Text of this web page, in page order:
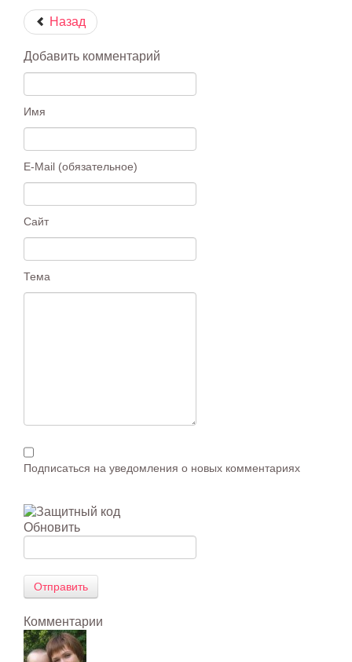
Назад
Добавить комментарий
Имя
E-Mail (обязательное)
Сайт
Тема
Подписаться на уведомления о новых комментариях
Обновить
Отправить
Комментарии